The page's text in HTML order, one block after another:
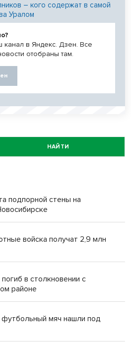
– кого содержат в самой
Уралом
в Яндекс. Дзен. Все
отобраны там.
НАЙТИ
подпорной стены на
войска получат 2,9 млн
в столкновении с
районе
мяч нашли под